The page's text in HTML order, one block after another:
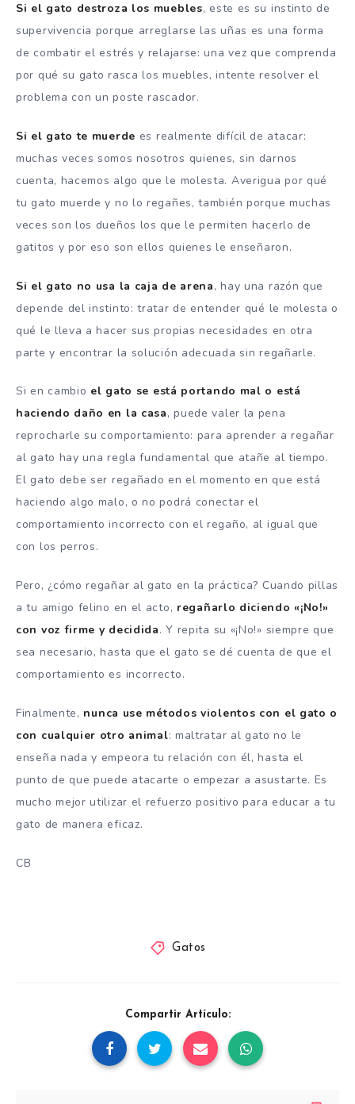
Si el gato destroza los muebles, este es su instinto de
supervivencia porque arreglarse las uñas es una forma
de combatir el estrés y relajarse: una vez que comprenda
por qué su gato rasca los muebles, intente resolver el
problema con un poste rascador.
Si el gato te muerde es realmente difícil de atacar:
muchas veces somos nosotros quienes, sin darnos
cuenta, hacemos algo que le molesta. Averigua por qué
tu gato muerde y no lo regañes, también porque muchas
veces son los dueños los que le permiten hacerlo de
gatitos y por eso son ellos quienes le enseñaron.
Si el gato no usa la caja de arena, hay una razón que
depende del instinto: tratar de entender qué le molesta o
qué le lleva a hacer sus propias necesidades en otra
parte y encontrar la solución adecuada sin regañarle.
Si en cambio el gato se está portando mal o está
haciendo daño en la casa, puede valer la pena
reprocharle su comportamiento: para aprender a regañar
al gato hay una regla fundamental que atañe al tiempo.
El gato debe ser regañado en el momento en que está
haciendo algo malo, o no podrá conectar el
comportamiento incorrecto con el regaño, al igual que
con los perros.
Pero, ¿cómo regañar al gato en la práctica? Cuando pillas
a tu amigo felino en el acto, regañarlo diciendo «¡No!»
con voz firme y decidida. Y repita su «¡No!» siempre que
sea necesario, hasta que el gato se dé cuenta de que el
comportamiento es incorrecto.
Finalmente, nunca use métodos violentos con el gato o
con cualquier otro animal: maltratar al gato no le
enseña nada y empeora tu relación con él, hasta el
punto de que puede atacarte o empezar a asustarte. Es
mucho mejor utilizar el refuerzo positivo para educar a tu
gato de manera eficaz.
CB
Gatos
Compartir Artículo: